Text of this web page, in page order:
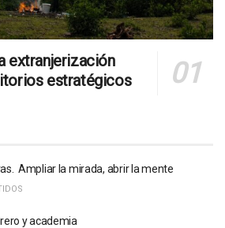
extranjerización
estratégicos
Ampliar la mirada, abrir la mente
y academia